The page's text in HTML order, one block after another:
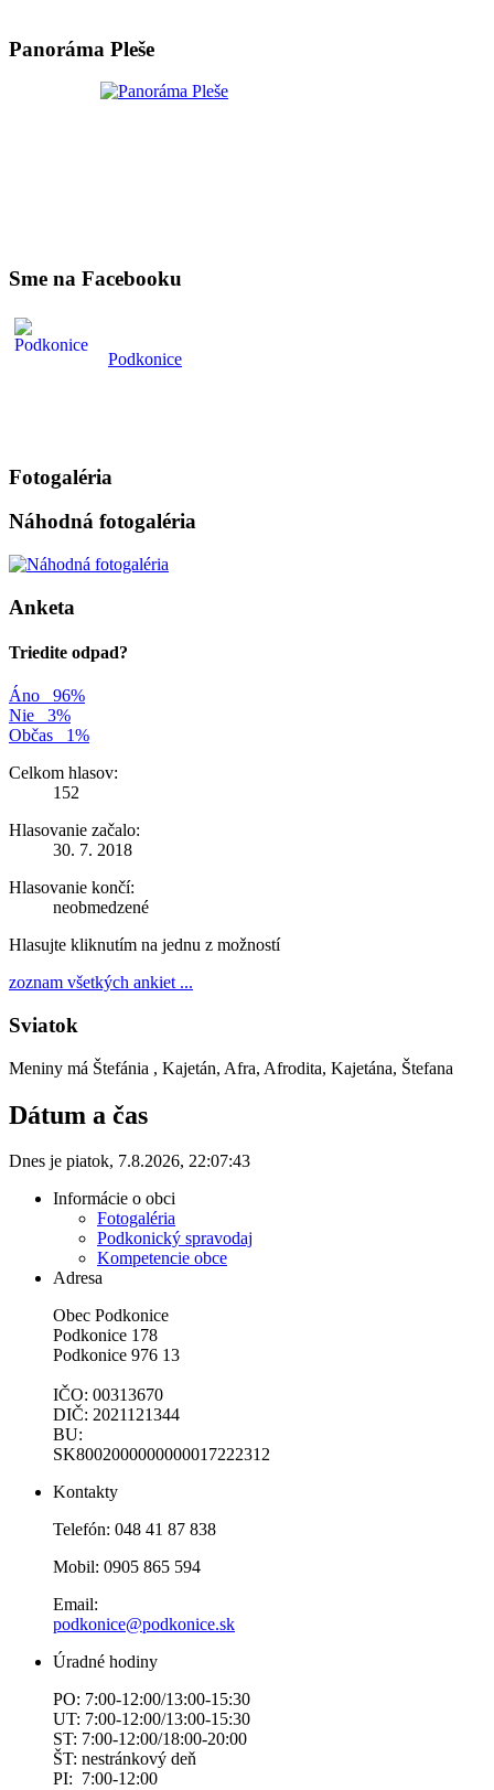
Panoráma Pleše
Sme na Facebooku
Podkonice
Fotogaléria
Náhodná fotogaléria
Anketa
Triedite odpad?
Áno
96%
Nie
3%
Občas
1%
Celkom hlasov:
152
Hlasovanie začalo:
30. 7. 2018
Hlasovanie končí:
neobmedzené
Hlasujte kliknutím na jednu z možností
zoznam všetkých ankiet ...
Sviatok
Meniny má Štefánia , Kajetán, Afra, Afrodita, Kajetána, Štefana
Dátum a čas
Dnes je piatok, 7.8.2026, 22:07:43
Informácie o obci
Fotogaléria
Podkonický spravodaj
Kompetencie obce
Adresa
Obec Podkonice
Podkonice 178
Podkonice 976 13
IČO: 00313670
DIČ: 2021121344
BU:
SK8002000000000017222312
Kontakty
Telefón: 048 41 87 838
Mobil: 0905 865 594
Email:
podkonice@podkonice.sk
Úradné hodiny
PO: 7:00-12:00/13:00-15:30
UT: 7:00-12:00/13:00-15:30
ST: 7:00-12:00/18:00-20:00
ŠT: nestránkový deň
PI: 7:00-12:00